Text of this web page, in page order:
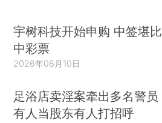
宇树科技开始申购 中签堪比
中彩票
2026年08月10日
足浴店卖淫案牵出多名警员
有人当股东有人打招呼